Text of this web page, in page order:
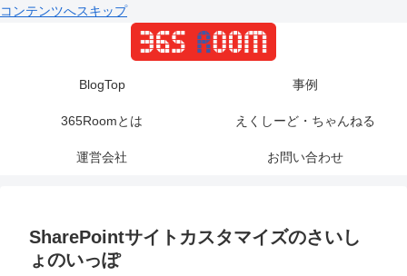
コンテンツへスキップ
BlogTop 事例
365Roomとは えくしーど・ちゃんねる
運営会社 お問い合わせ
SharePointサイトカスタマイズのさいし
ょのいっぽ